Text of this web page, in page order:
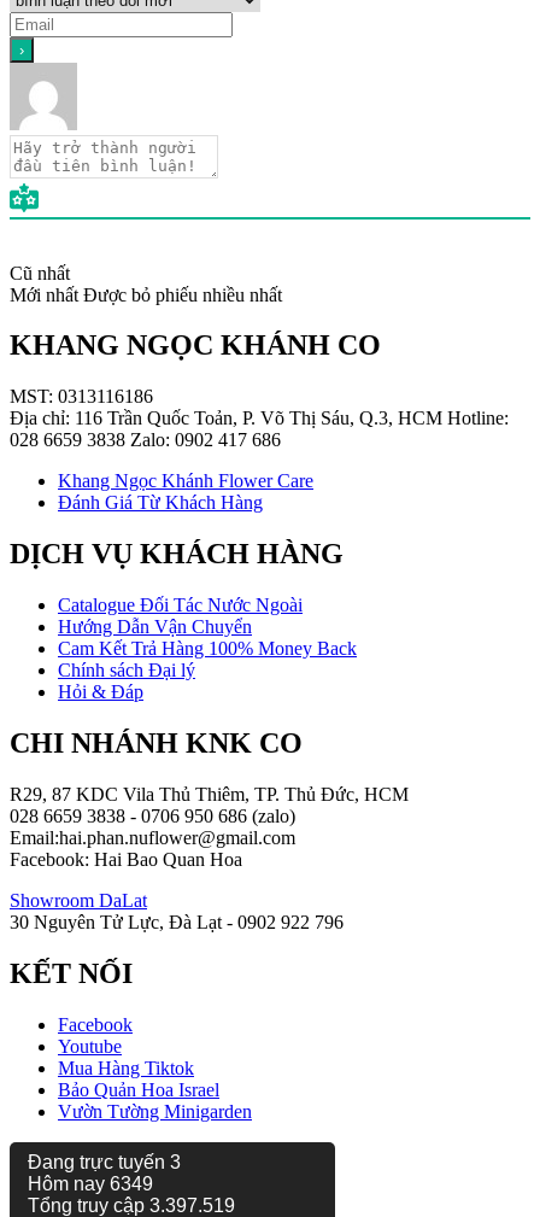
Cũ nhất
Mới nhất Được bỏ phiếu nhiều nhất
KHANG NGỌC KHÁNH CO
MST: 0313116186
Địa chỉ: 116 Trần Quốc Toản, P. Võ Thị Sáu, Q.3, HCM Hotline:
028 6659 3838 Zalo: 0902 417 686
Khang Ngọc Khánh Flower Care
Đánh Giá Từ Khách Hàng
DỊCH VỤ KHÁCH HÀNG
Catalogue Đối Tác Nước Ngoài
Hướng Dẫn Vận Chuyển
Cam Kết Trả Hàng 100% Money Back
Chính sách Đại lý
Hỏi & Đáp
CHI NHÁNH KNK CO
R29, 87 KDC Vila Thủ Thiêm, TP. Thủ Đức, HCM
028 6659 3838 - 0706 950 686 (zalo)
Email:hai.phan.nuflower@gmail.com
Facebook: Hai Bao Quan Hoa
Showroom DaLat
30 Nguyên Tử Lực, Đà Lạt - 0902 922 796
KẾT NỐI
Facebook
Youtube
Mua Hàng Tiktok
Bảo Quản Hoa Israel
Vườn Tường Minigarden
Đang trực tuyến 3
Hôm nay 6349
Tổng truy cập 3.397.519